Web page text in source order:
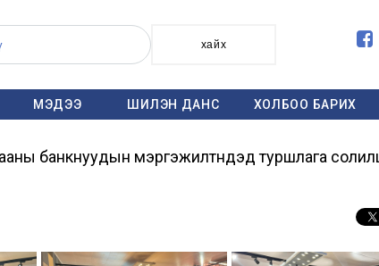
хайх 
МЭДЭЭ ШИЛЭН ДАНС ХОЛБОО БАРИХ
банкнуудын мэргэжилтнүүдэд туршлага